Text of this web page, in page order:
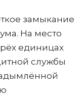
замыкание
На место
единицах
службы